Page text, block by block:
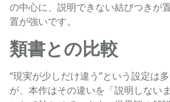
の中心に、説明できない結びつきが
置が強いです。
類書との比較
“現実が少しだけ違う”という設定は
が、本作はその違いを「説明しない